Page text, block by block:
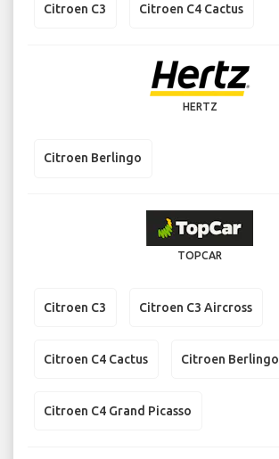
Citroen C3 Citroen C4 Cactus
HERTZ
Citroen Berlingo
TOPCAR
Citroen C3 Citroen C3 Aircross
Citroen C4 Cactus Citroen Berlingo
Citroen C4 Grand Picasso